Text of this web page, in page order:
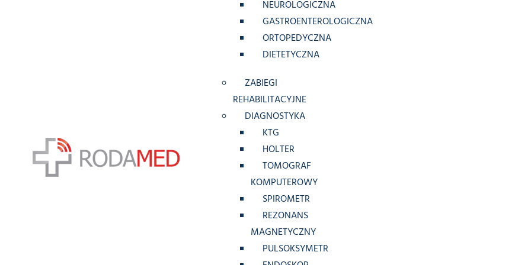
NEUROLOGICZNA
GASTROENTEROLOGICZNA
ORTOPEDYCZNA
DIETETYCZNA
ZABIEGI
REHABILITACYJNE
DIAGNOSTYKA
KTG
HOLTER
TOMOGRAF
KOMPUTEROWY
SPIROMETR
REZONANS
MAGNETYCZNY
PULSOKSYMETR